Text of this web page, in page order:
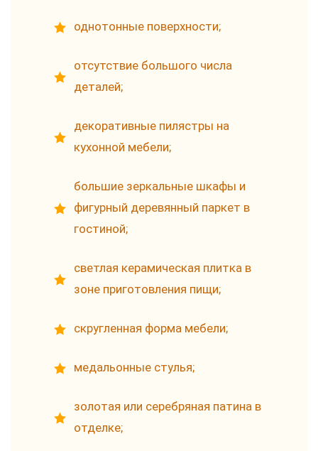
однотонные поверхности;
отсутствие большого числа
деталей;
декоративные пилястры на
кухонной мебели;
большие зеркальные шкафы и
фигурный деревянный паркет в
гостиной;
светлая керамическая плитка в
зоне приготовления пищи;
скругленная форма мебели;
медальонные стулья;
золотая или серебряная патина в
отделке;